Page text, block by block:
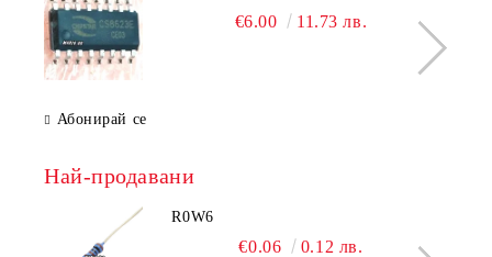
€6.00 11.73 лв.
Абонирай се
Най-продавани
R0W6
€0.06 0.12 лв.